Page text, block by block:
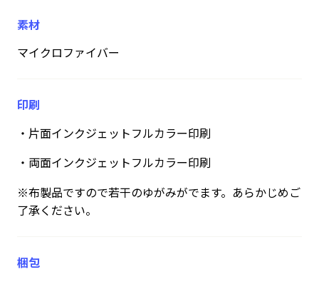
素材
マイクロファイバー
印刷
・片面インクジェットフルカラー印刷
・両面インクジェットフルカラー印刷
※布製品ですので若干のゆがみがでます。あらかじめご
了承ください。
梱包